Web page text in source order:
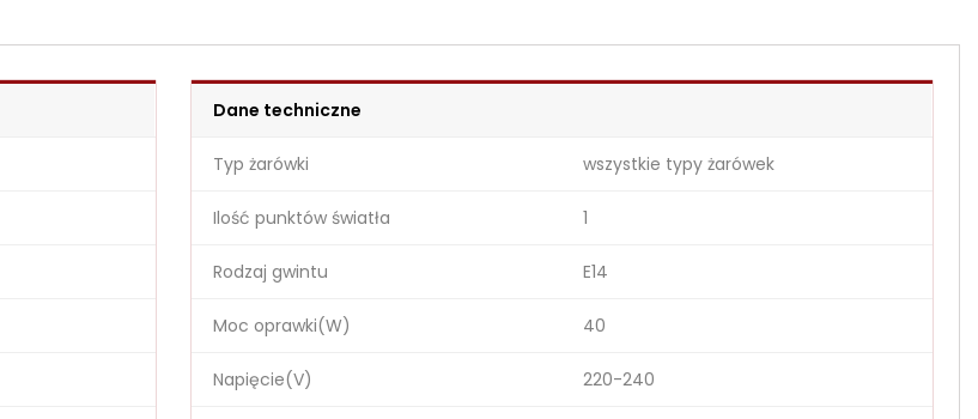
Dane techniczne
Typ żarówki wszystkie typy żarówek
Ilość punktów światła 1
Rodzaj gwintu E14
Moc oprawki(W) 40
Napięcie(V) 220-240